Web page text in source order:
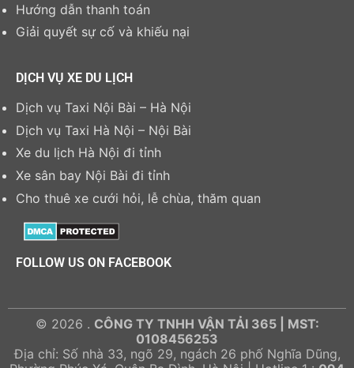
Hướng dẫn thanh toán
Giải quyết sự cố và khiếu nại
DỊCH VỤ XE DU LỊCH
Dịch vụ Taxi Nội Bài – Hà Nội
Dịch vụ Taxi Hà Nội – Nội Bài
Xe du lịch Hà Nội đi tỉnh
Xe sân bay Nội Bài đi tỉnh
Cho thuê xe cưới hỏi, lễ chùa, thăm quan
FOLLOW US ON FACEBOOK
© 2026 . CÔNG TY TNHH VẬN TẢI 365 | MST:
0108456253
Địa chỉ: Số nhà 33, ngõ 29, ngách 26 phố Nghĩa Dũng,